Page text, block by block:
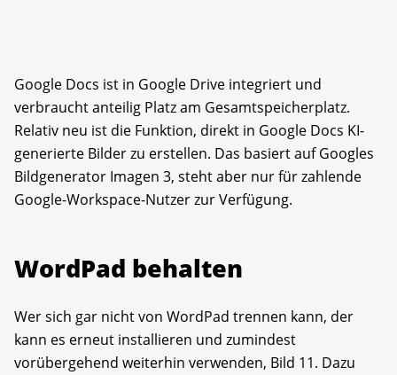
Google Docs ist in Google Drive integriert und
verbraucht anteilig Platz am Gesamtspeicherplatz.
Relativ neu ist die Funktion, direkt in Google Docs KI-
generierte Bilder zu erstellen. Das basiert auf Googles
Bildgenerator Imagen 3, steht aber nur für zahlende
Google-Workspace-Nutzer zur Verfügung.
WordPad behalten
Wer sich gar nicht von WordPad trennen kann, der
kann es erneut installieren und zumindest
vorübergehend weiterhin verwenden, Bild 11. Dazu